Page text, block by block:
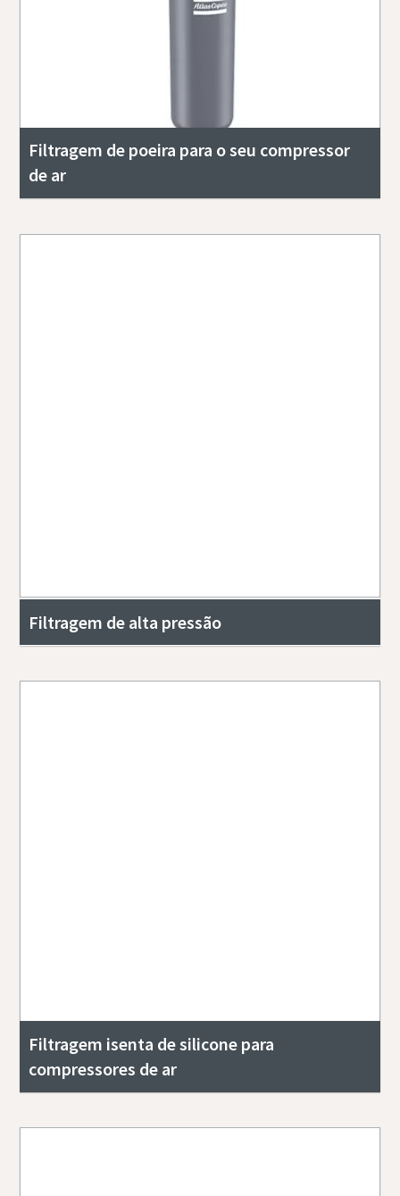
Filtragem de poeira para o seu compressor
de ar
Filtragem de alta pressão
Filtragem isenta de silicone para
compressores de ar